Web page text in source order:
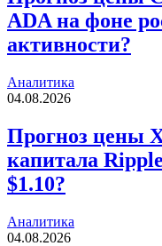
ADA на фоне
активности?
Аналитика
04.08.2026
Прогноз цены
капитала
$1.10?
Аналитика
04.08.2026